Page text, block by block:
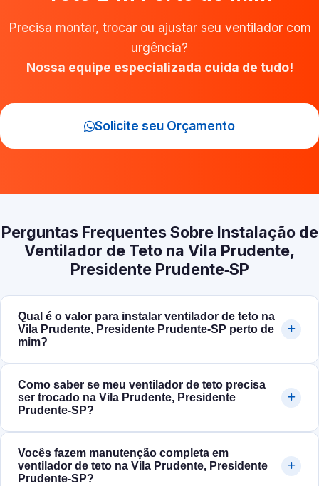
Precisa montar, trocar ou ajustar seu ventilador com
urgência?
Nossa equipe especializada cuida de tudo!
Solicite seu Orçamento
Perguntas Frequentes Sobre Instalação de
Ventilador de Teto na Vila Prudente,
Presidente Prudente‑SP
Qual é o valor para instalar ventilador de teto na
Vila Prudente, Presidente Prudente‑SP perto de
mim?
Como saber se meu ventilador de teto precisa
ser trocado na Vila Prudente, Presidente
Prudente‑SP?
Vocês fazem manutenção completa em
ventilador de teto na Vila Prudente, Presidente
Prudente‑SP?